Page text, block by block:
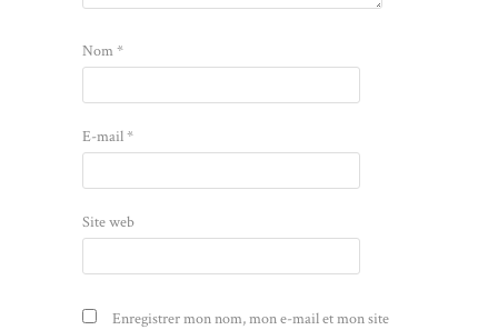
Nom*
E-mail*
Site web
Enregistrer mon nom, mon e-mail et mon site